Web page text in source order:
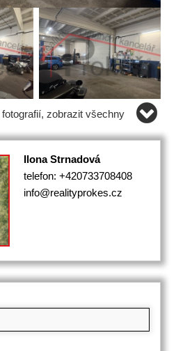
zobrazit všechny
Ilona Strnadová
telefon: +420733708408
info@realityprokes.cz